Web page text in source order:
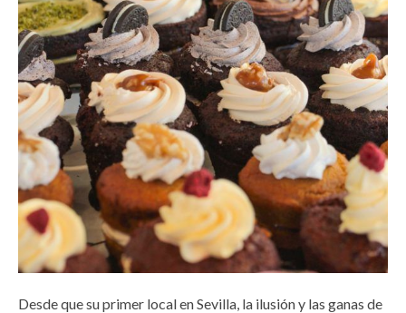
Desde que su primer local en Sevilla, la ilusión y las ganas de